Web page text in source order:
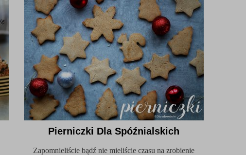
Pierniczki Dla Spóźnialskich
Zapomnieliście bądź nie mieliście czasu na zrobienie